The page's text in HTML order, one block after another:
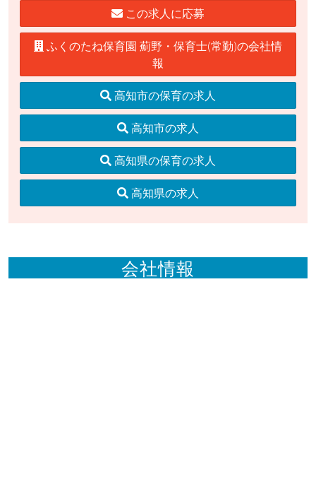
この求人に応募
ふくのたね保育園 薊野・保育士(常勤)の会社情
報
高知市の保育の求人
高知市の求人
高知県の保育の求人
高知県の求人
会社情報